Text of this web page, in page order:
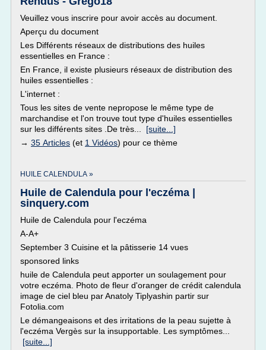
Veuillez vous inscrire pour avoir accès au document.
Aperçu du document
Les Différents réseaux de distributions des huiles
essentielles en France :
En France, il existe plusieurs réseaux de distribution des
huiles essentielles :
L'internet :
Tous les sites de vente nepropose le même type de
marchandise et l'on trouve tout type d'huiles essentielles
sur les différents sites .De très... [suite...]
→ 35 Articles (et 1 Vidéos) pour ce thème
HUILE CALENDULA »
Huile de Calendula pour l'eczéma |
sinquery.com
Huile de Calendula pour l'eczéma
A-A+
September 3 Cuisine et la pâtisserie 14 vues
sponsored links
huile de Calendula peut apporter un soulagement pour
votre eczéma. Photo de fleur d'oranger de crédit calendula
image de ciel bleu par Anatoly Tiplyashin partir sur
Fotolia.com
Le démangeaisons et des irritations de la peau sujette à
l'eczéma Vergès sur la insupportable. Les symptômes...
[suite...]